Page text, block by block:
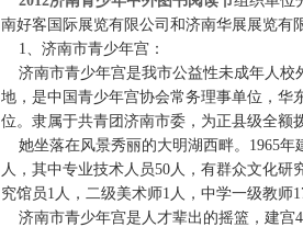
南好客国际展览有限公司和济南华展展览有
1、济南市青少年宫：
济南市青少年宫是我市公益性未成年人校
地，是中国青少年宫协会常务理事单位，华
位。隶属于共青团济南市委，为正县级全额
她坐落在风景秀丽的大明湖西畔。1965年
人，其中专业技术人员50人，有群众文化
究馆员1人，二级美术师1人，中学一级教师
济南市青少年宫是人才辈出的摇篮，建宫